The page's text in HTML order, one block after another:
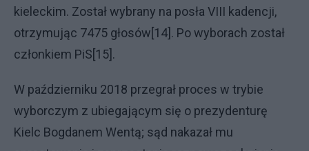
kieleckim. Został wybrany na posła VIII kadencji,
otrzymując 7475 głosów[14]. Po wyborach został
członkiem PiS[15].
W październiku 2018 przegrał proces w trybie
wyborczym z ubiegającym się o prezydenturę
Kielc Bogdanem Wentą; sąd nakazał mu